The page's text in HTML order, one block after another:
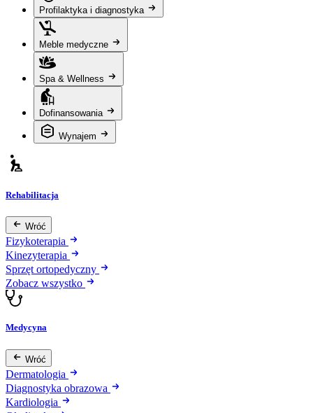
Profilaktyka i diagnostyka
Meble medyczne
Spa & Wellness
Dofinansowania
Wynajem
Rehabilitacja
Wróć
Fizykoterapia
Kinezyterapia
Sprzęt ortopedyczny
Zobacz wszystko
Medycyna
Wróć
Dermatologia
Diagnostyka obrazowa
Kardiologia